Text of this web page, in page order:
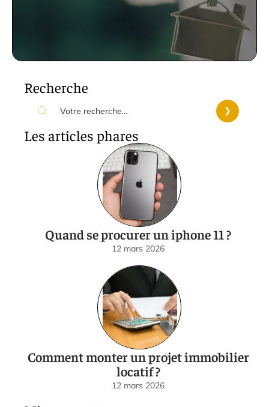
Recherche
Les articles phares
Quand se procurer un iphone 11 ?
12 mars 2026
Comment monter un projet immobilier
locatif ?
12 mars 2026